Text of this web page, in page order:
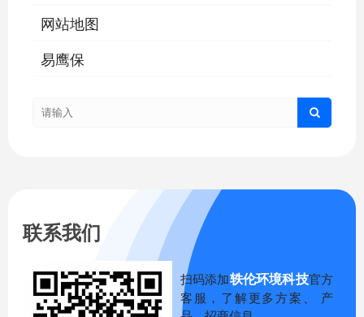
网站地图
易鹰保
联系我们
扫码添加轶伦环境科技官方
客服，了解更多方案、 产